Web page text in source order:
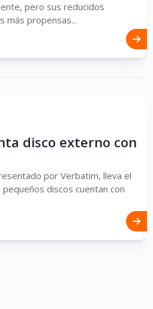
pero sus reducidos
más propensas...
disco externo con
por Verbatim, lleva el
discos cuentan con